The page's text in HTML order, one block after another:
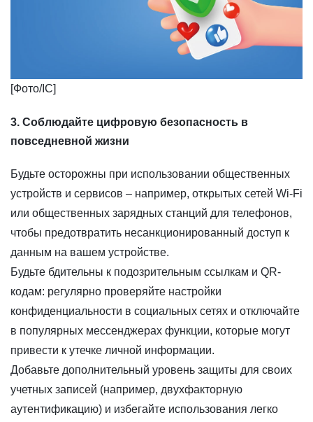
​​[Фото/IC]
3. Соблюдайте цифровую безопасность в
повседневной жизни
Будьте осторожны при использовании общественных
устройств и сервисов – например, открытых сетей Wi-Fi
или общественных зарядных станций для телефонов,
чтобы предотвратить несанкционированный доступ к
данным на вашем устройстве.
Будьте бдительны к подозрительным ссылкам и QR-
кодам: регулярно проверяйте настройки
конфиденциальности в социальных сетях и отключайте
в популярных мессенджерах функции, которые могут
привести к утечке личной информации.
Добавьте дополнительный уровень защиты для своих
учетных записей (например, двухфакторную
аутентификацию) и избегайте использования легко